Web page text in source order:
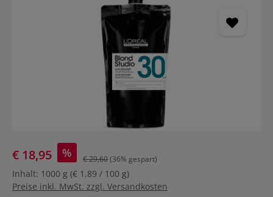
€ 18,95 % € 29,60(36% gespart)
Inhalt: 1000 g (€ 1,89 / 100 g)
Preise inkl. MwSt. zzgl. Versandkosten